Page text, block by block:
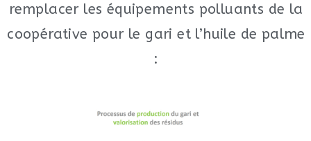
remplacer les équipements polluants de la
coopérative pour le gari et l’huile de palme
: